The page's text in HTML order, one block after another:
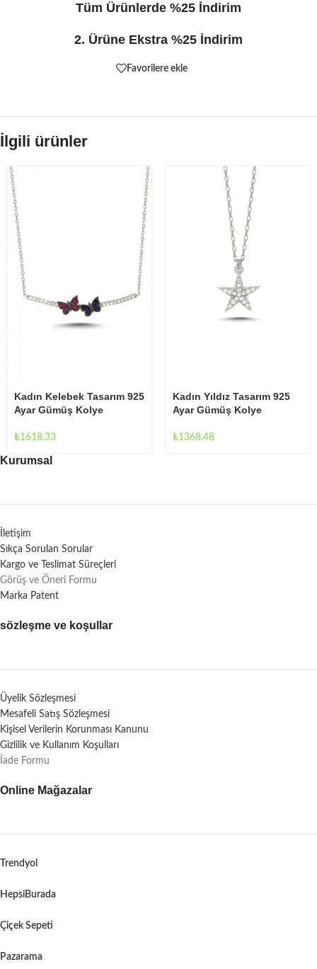
Tüm Ürünlerde %25 İndirim
2. Ürüne Ekstra %25 İndirim
Favorilere ekle
İlgili ürünler
Kadın Kelebek Tasarım 925
Ayar Gümüş Kolye
₺1618.33
Kadın Yıldız Tasarım 925
Ayar Gümüş Kolye
₺1368.48
Kurumsal
İletişim
Sıkça Sorulan Sorular
Kargo ve Teslimat Süreçleri
Görüş ve Öneri Formu
Marka Patent
sözleşme ve koşullar
Üyelik Sözleşmesi
Mesafeli Satış Sözleşmesi
Kişisel Verilerin Korunması Kanunu
Gizlilik ve Kullanım Koşulları
İade Formu
Online Mağazalar
Trendyol
HepsiBurada
Çiçek Sepeti
Pazarama